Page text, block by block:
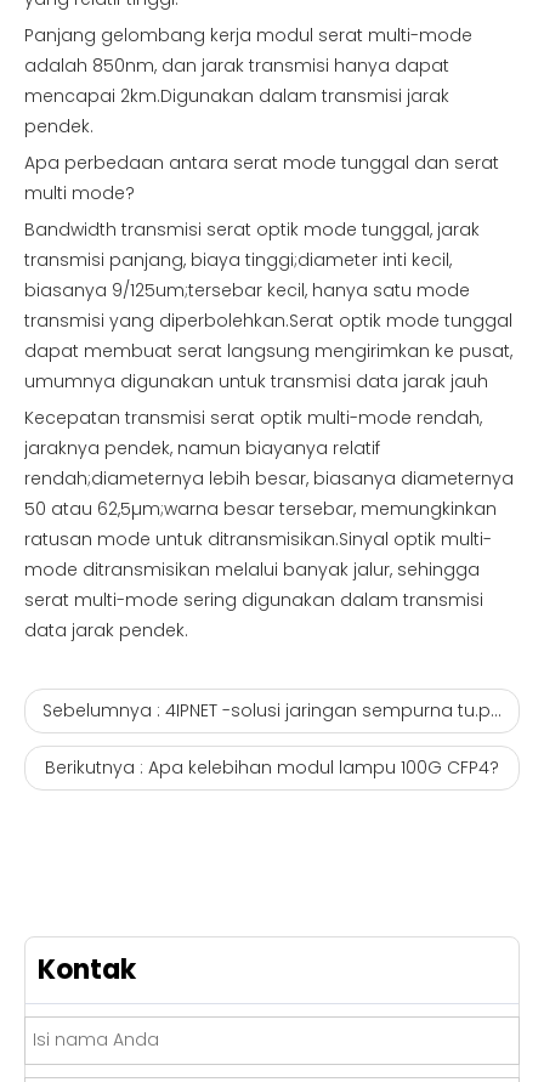
Panjang gelombang kerja modul serat multi-mode
adalah 850nm, dan jarak transmisi hanya dapat
mencapai 2km.Digunakan dalam transmisi jarak
pendek.
Apa perbedaan antara serat mode tunggal dan serat
multi mode?
Bandwidth transmisi serat optik mode tunggal, jarak
transmisi panjang, biaya tinggi;diameter inti kecil,
biasanya 9/125um;tersebar kecil, hanya satu mode
transmisi yang diperbolehkan.Serat optik mode tunggal
dapat membuat serat langsung mengirimkan ke pusat,
umumnya digunakan untuk transmisi data jarak jauh
Kecepatan transmisi serat optik multi-mode rendah,
jaraknya pendek, namun biayanya relatif
rendah;diameternya lebih besar, biasanya diameternya
50 atau 62,5µm;warna besar tersebar, memungkinkan
ratusan mode untuk ditransmisikan.Sinyal optik multi-
mode ditransmisikan melalui banyak jalur, sehingga
serat multi-mode sering digunakan dalam transmisi
data jarak pendek.
Sebelumnya : 4IPNET -solusi jaringan sempurna tu.png
Berikutnya : Apa kelebihan modul lampu 100G CFP4?
Kontak